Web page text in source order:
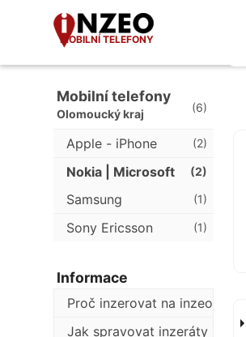
MOBILNÍ TELEFONY
Mobilní telefony
Olomoucký kraj (6)
Apple - iPhone (2)
Nokia | Microsoft (2)
Samsung (1)
Sony Ericsson (1)
Informace
Proč inzerovat na inzeo
Jak spravovat inzeráty